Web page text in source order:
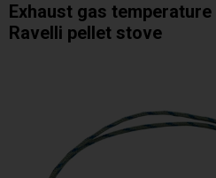
Exhaust gas
Ravelli pellet stove